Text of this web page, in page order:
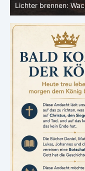
Lichter brennen: